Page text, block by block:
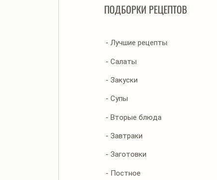
ПОДБОРКИ РЕЦЕПТОВ
- Лучшие рецепты
- Салаты
- Закуски
- Супы
- Вторые блюда
- Завтраки
- Заготовки
- Постное